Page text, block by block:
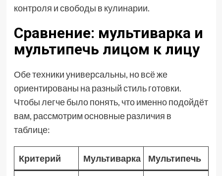
контроля и свободы в кулинарии.
Сравнение: мультиварка и
мультипечь лицом к лицу
Обе техники универсальны, но всё же
ориентированы на разный стиль готовки.
Чтобы легче было понять, что именно подойдёт
вам, рассмотрим основные различия в
таблице:
Критерий Мультиварка Мультипечь